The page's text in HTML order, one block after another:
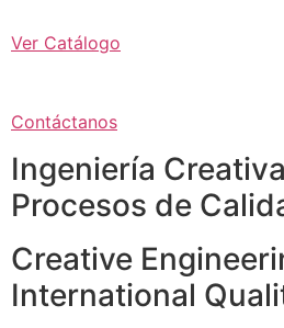
Ver Catálogo
Contáctanos
Ingeniería Creativa
Procesos de
Creative
International